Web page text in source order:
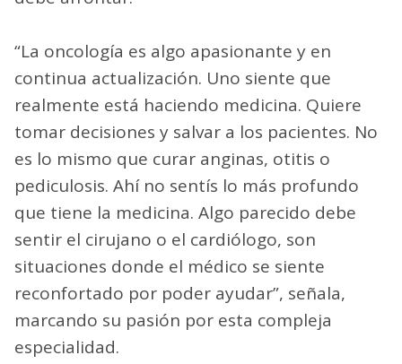
“La oncología es algo apasionante y en
continua actualización. Uno siente que
realmente está haciendo medicina. Quiere
tomar decisiones y salvar a los pacientes. No
es lo mismo que curar anginas, otitis o
pediculosis. Ahí no sentís lo más profundo
que tiene la medicina. Algo parecido debe
sentir el cirujano o el cardiólogo, son
situaciones donde el médico se siente
reconfortado por poder ayudar”, señala,
marcando su pasión por esta compleja
especialidad.